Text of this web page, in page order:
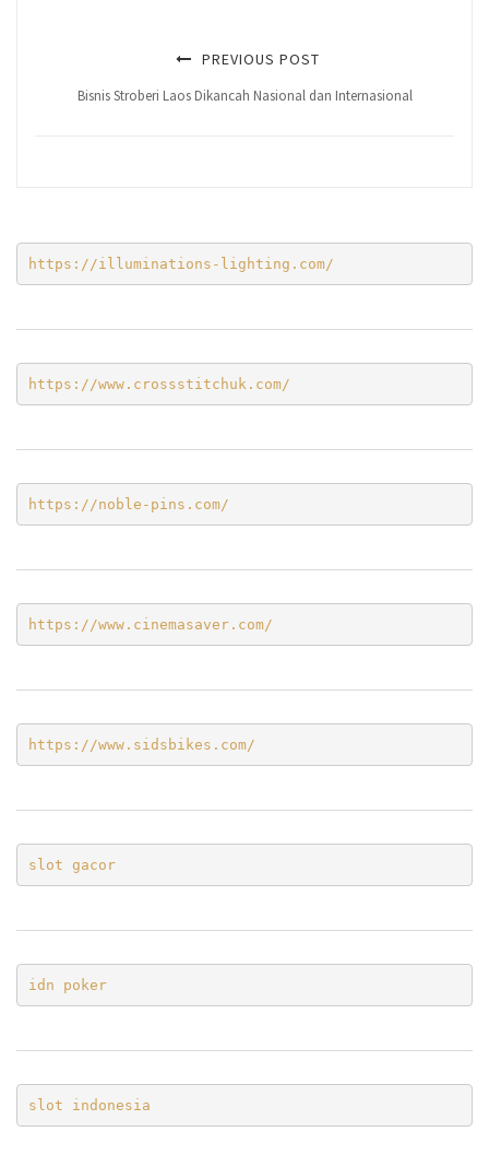
PREVIOUS POST
Bisnis Stroberi Laos Dikancah Nasional dan Internasional
https://illuminations-lighting.com/
https://www.crossstitchuk.com/
https://noble-pins.com/
https://www.cinemasaver.com/
https://www.sidsbikes.com/
slot gacor
idn poker
slot indonesia